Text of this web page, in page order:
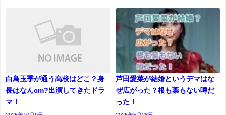
白鳥玉季が通う高校はどこ？身
長はなんcm?出演してきたドラ
マ！
芦田愛菜が結婚というデマはな
ぜ広がった？根も葉もない噂だ
った！